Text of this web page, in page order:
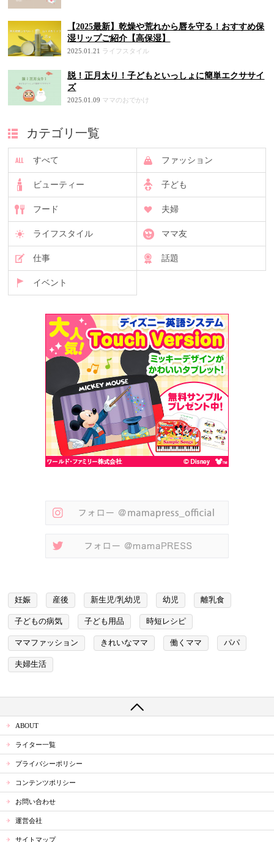
【2025最新】乾燥や荒れから唇を守る！おすすめ保
湿リップご紹介【高保湿】
2025.01.21 ライフスタイル
脱！正月太り！子どもといっしょに簡単エクササイ
ズ
2025.01.09 ママのおでかけ
カテゴリ一覧
すべて ファッション
ビューティー 子ども
フード 夫婦
ライフスタイル ママ友
仕事 話題
イベント
妊娠 産後 新生児/乳幼児 幼児 離乳食
子どもの病気 子ども用品 時短レシピ
ママファッション きれいなママ 働くママ パパ
夫婦生活
ABOUT
ライター一覧
プライバシーポリシー
コンテンツポリシー
お問い合わせ
運営会社
サイトマップ